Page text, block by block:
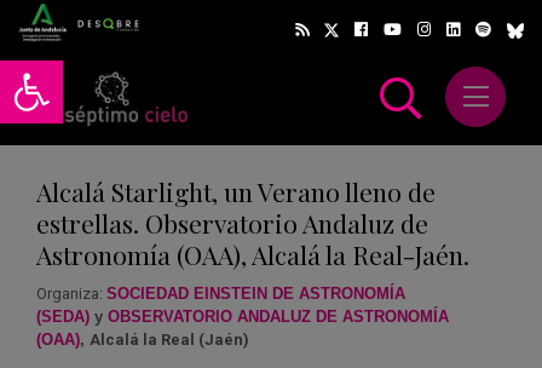
Abrir barra de herramientas
Abrir
Alcalá Starlight, un Verano lleno de
estrellas. Observatorio Andaluz de
Astronomía (OAA), Alcalá la Real-Jaén.
Organiza: SOCIEDAD EINSTEIN DE ASTRONOMÍA
(SEDA) y OBSERVATORIO ANDALUZ DE ASTRONOMÍA
(OAA), Alcalá la Real (Jaén)